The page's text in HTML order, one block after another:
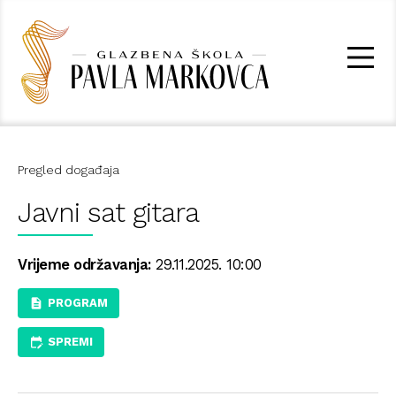
Pregled događaja
Javni sat gitara
Vrijeme održavanja:29.11.2025. 10:00
PROGRAM
SPREMI